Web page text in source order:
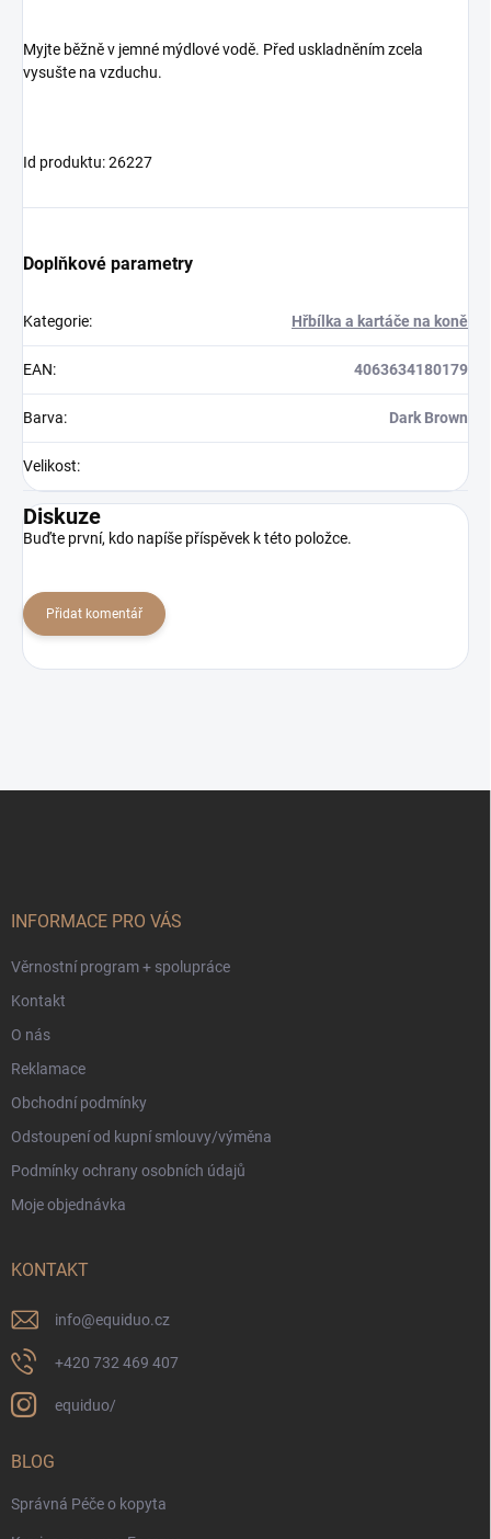
Myjte běžně v jemné mýdlové vodě. Před uskladněním zcela
vysušte na vzduchu.
Id produktu: 26227
Doplňkové parametry
Kategorie: Hřbílka a kartáče na koně
EAN: 4063634180179
Barva: Dark Brown
Velikost:
Diskuze
Buďte první, kdo napíše příspěvek k této položce.
Přidat komentář
INFORMACE PRO VÁS
Věrnostní program + spolupráce
Kontakt
O nás
Reklamace
Obchodní podmínky
Odstoupení od kupní smlouvy/výměna
Podmínky ochrany osobních údajů
Moje objednávka
KONTAKT
info@equiduo.cz
+420 732 469 407
equiduo/
BLOG
Správná Péče o kopyta